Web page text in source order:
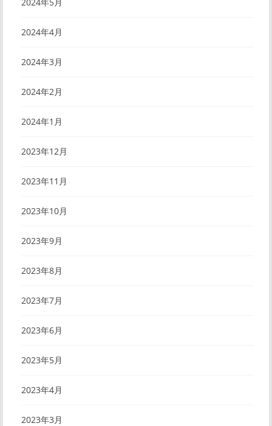
2024年4月
2024年3月
2024年2月
2024年1月
2023年12月
2023年11月
2023年10月
2023年9月
2023年8月
2023年7月
2023年6月
2023年5月
2023年4月
2023年3月